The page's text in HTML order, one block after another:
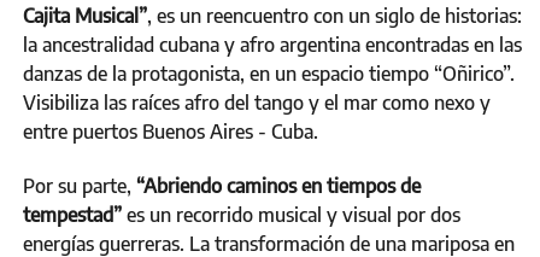
Cajita Musical”, es un reencuentro con un siglo de historias:
la ancestralidad cubana y afro argentina encontradas en las
danzas de la protagonista, en un espacio tiempo “Oñirico”.
Visibiliza las raíces afro del tango y el mar como nexo y
entre puertos Buenos Aires - Cuba.
Por su parte, “Abriendo caminos en tiempos de
tempestad” es un recorrido musical y visual por dos
energías guerreras. La transformación de una mariposa en